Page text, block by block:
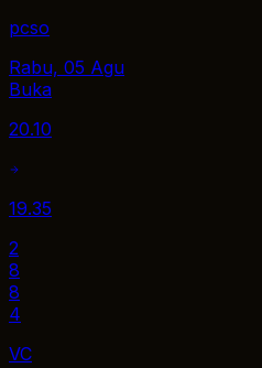
pcso
Rabu, 05 Agu
Buka
20.10
19.35
2
8
8
4
VC